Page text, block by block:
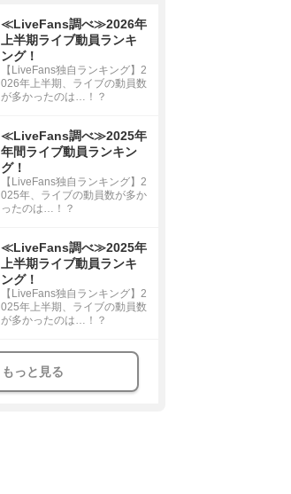
≪LiveFans調べ≫2026年
上半期ライブ動員ランキ
ング！
【LiveFans独自ランキング】2
026年上半期、ライブの動員数
が多かったのは…！？
≪LiveFans調べ≫2025年
年間ライブ動員ランキン
グ！
【LiveFans独自ランキング】2
025年、ライブの動員数が多か
ったのは…！？
≪LiveFans調べ≫2025年
上半期ライブ動員ランキ
ング！
【LiveFans独自ランキング】2
025年上半期、ライブの動員数
が多かったのは…！？
もっと見る